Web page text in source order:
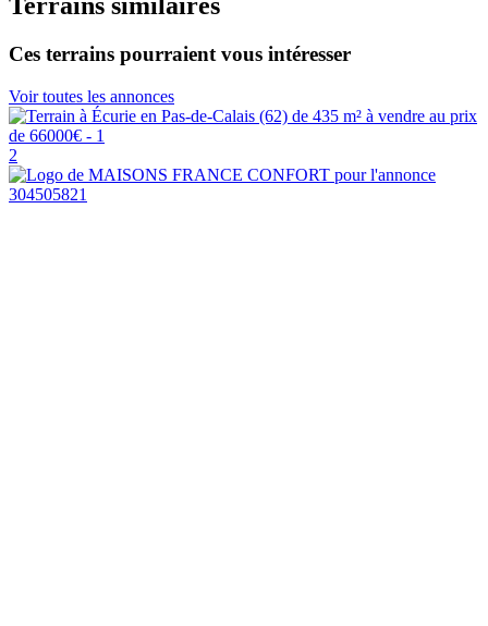
Terrains similaires
Ces terrains pourraient vous intéresser
Voir toutes les annonces
2